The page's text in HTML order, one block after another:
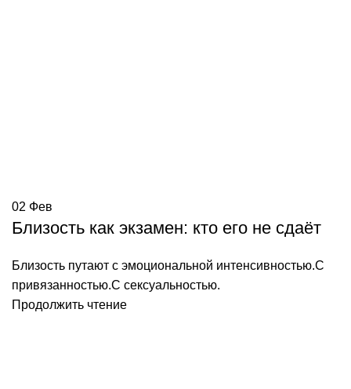
02 Фев
Близость как экзамен: кто его не сдаёт
Близость путают с эмоциональной интенсивностью.С
привязанностью.С сексуальностью.
Продолжить чтение